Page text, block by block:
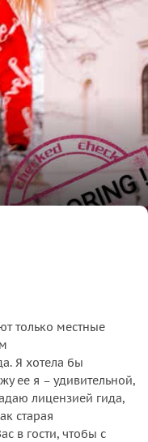
только местные
Я хотела бы
ее я – удивительной,
лицензией гида,
старая
в гости, чтобы с